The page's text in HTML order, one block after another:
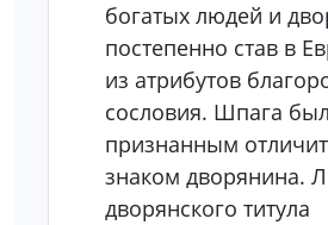
богатых людей и
постепенно став в
из атрибутов
сословия. Шпага
признанным
знаком дворянина.
дворянского титула